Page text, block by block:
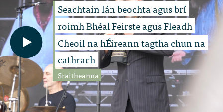
Seachtain lán beochta agus brí
roimh Bhéal Feirste agus Fleadh
Cheoil na hÉireann tagtha chun na
cathrach
Sraitheanna